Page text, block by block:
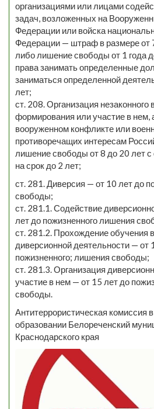
организациями или лицами
задач, возложенных на
Федерации или войска
Федерации — штраф в размере от
либо лишение свободы от 1 года
права занимать определенные
заниматься определенной
лет;
ст. 208. Организация незаконного
формирования или участие в нем,
вооруженном конфликте или
противоречащих интересам
лишение свободы от 8 до 20 лет
на срок до 2 лет;
ст. 281. Диверсия — от 10 лет до
свободы;
ст. 281.1. Содействие
лет до пожизненного лишения
ст. 281.2. Прохождение обучения
диверсионной деятельности — от
пожизненного; лишения свободы;
ст. 281.3. Организация
участие в нем — от 15 лет до
свободы.
Антитеррористическая комиссия
образовании Белореченский
Краснодарского края